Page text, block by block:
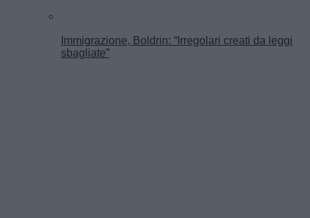
Immigrazione, Boldrin: “Irregolari creati da leggi
sbagliate”